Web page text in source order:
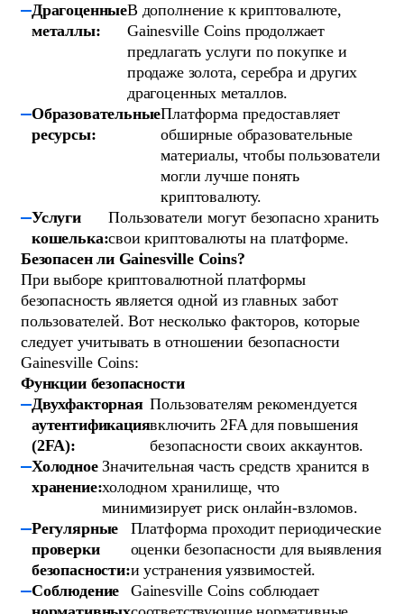
Драгоценные
металлы:
В дополнение к криптовалюте,
Gainesville Coins продолжает
предлагать услуги по покупке и
продаже золота, серебра и других
драгоценных металлов.
Образовательные
ресурсы:
Платформа предоставляет
обширные образовательные
материалы, чтобы пользователи
могли лучше понять
криптовалюту.
Услуги
кошелька:
Пользователи могут безопасно хранить
свои криптовалюты на платформе.
Безопасен ли Gainesville Coins?
При выборе криптовалютной платформы
безопасность является одной из главных забот
пользователей. Вот несколько факторов, которые
следует учитывать в отношении безопасности
Gainesville Coins:
Функции безопасности
Двухфакторная
аутентификация
(2FA):
Пользователям рекомендуется
включить 2FA для повышения
безопасности своих аккаунтов.
Холодное
хранение:
Значительная часть средств хранится в
холодном хранилище, что
минимизирует риск онлайн-взломов.
Регулярные
проверки
безопасности:
Платформа проходит периодические
оценки безопасности для выявления
и устранения уязвимостей.
Соблюдение
Gainesville Coins соблюдает